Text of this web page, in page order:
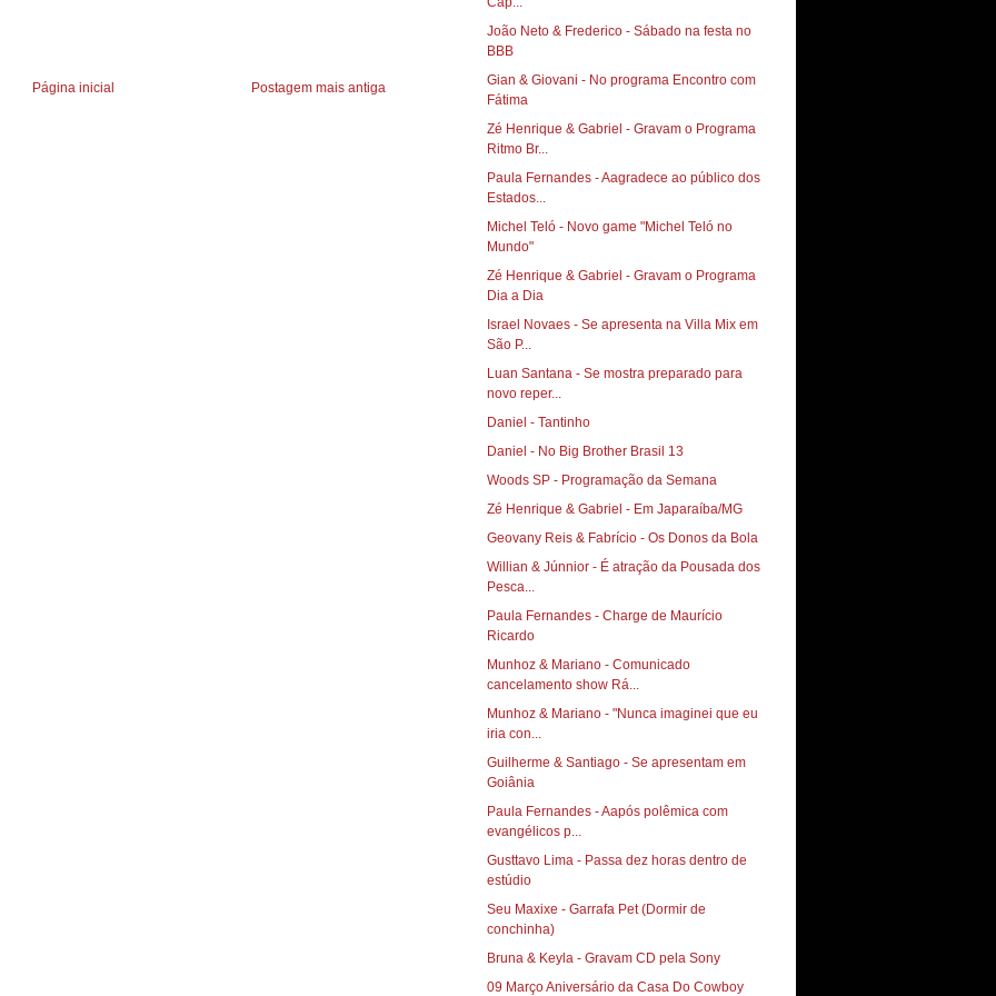
Postagem mais antiga
Página inicial
João Neto & Frederico - Sábado na festa no
BBB
Gian & Giovani - No programa Encontro com
Fátima
Zé Henrique & Gabriel - Gravam o Programa
Ritmo Br...
Paula Fernandes - Aagradece ao público dos
Estados...
Michel Teló - Novo game "Michel Teló no
Mundo"
Zé Henrique & Gabriel - Gravam o Programa
Dia a Dia
Israel Novaes - Se apresenta na Villa Mix em
São P...
Luan Santana - Se mostra preparado para
novo reper...
Daniel - Tantinho
Daniel - No Big Brother Brasil 13
Woods SP - Programação da Semana
Zé Henrique & Gabriel - Em Japaraíba/MG
Geovany Reis & Fabrício - Os Donos da Bola
Willian & Júnnior - É atração da Pousada dos
Pesca...
Paula Fernandes - Charge de Maurício
Ricardo
Munhoz & Mariano - Comunicado
cancelamento show Rá...
Munhoz & Mariano - "Nunca imaginei que eu
iria con...
Guilherme & Santiago - Se apresentam em
Goiânia
Paula Fernandes - Aapós polêmica com
evangélicos p...
Gusttavo Lima - Passa dez horas dentro de
estúdio
Seu Maxixe - Garrafa Pet (Dormir de
conchinha)
Bruna & Keyla - Gravam CD pela Sony
09 Março Aniversário da Casa Do Cowboy